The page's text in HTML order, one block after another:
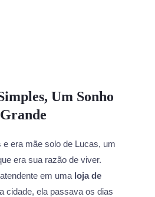
Um Sonho
Grande
e era mãe solo de Lucas, um
era sua razão de viver.
em uma loja de
cidade, ela passava os dias